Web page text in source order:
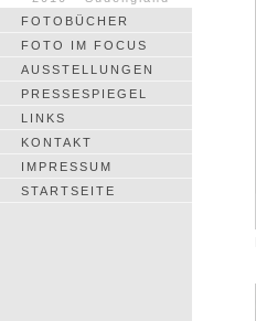
FOTOBÜCHER
FOTO IM FOCUS
AUSSTELLUNGEN
PRESSESPIEGEL
LINKS
KONTAKT
IMPRESSUM
STARTSEITE